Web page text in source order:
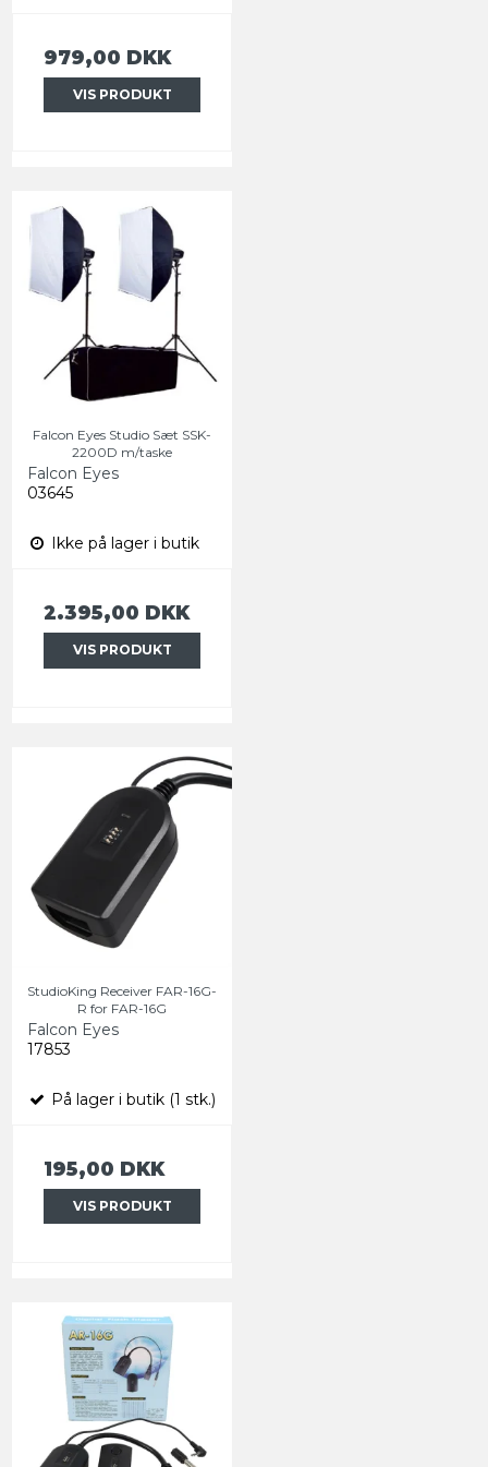
979,00 DKK
VIS PRODUKT
Falcon Eyes Studio Sæt SSK-
2200D m/taske
Falcon Eyes
03645
Ikke på lager i butik
2.395,00 DKK
VIS PRODUKT
StudioKing Receiver FAR-16G-
R for FAR-16G
Falcon Eyes
17853
På lager i butik (1 stk.)
195,00 DKK
VIS PRODUKT